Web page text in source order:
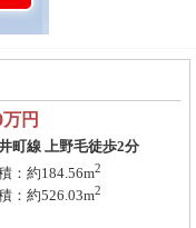
万円
町線 上野毛徒歩2分
：約184.56m2
：約526.03m2